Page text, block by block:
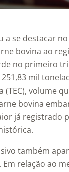
a se destacar
bovina ao
no primeiro
mil
(TEC), volume
bovina
já registrado
também
relação ao